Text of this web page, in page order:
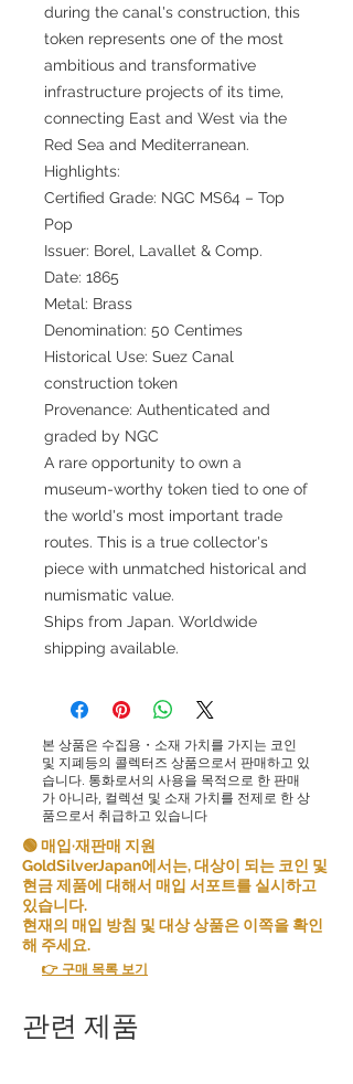
during the canal's construction, this
token represents one of the most
ambitious and transformative
infrastructure projects of its time,
connecting East and West via the
Red Sea and Mediterranean.
Highlights:
Certified Grade: NGC MS64 – Top
Pop
Issuer: Borel, Lavallet & Comp.
Date: 1865
Metal: Brass
Denomination: 50 Centimes
Historical Use: Suez Canal
construction token
Provenance: Authenticated and
graded by NGC
A rare opportunity to own a
museum-worthy token tied to one of
the world's most important trade
routes. This is a true collector's
piece with unmatched historical and
numismatic value.
Ships from Japan. Worldwide
shipping available.
본 상품은 수집용・소재 가치를 가지는 코인
및 지폐등의 콜렉터즈 상품으로서 판매하고 있
습니다. 통화로서의 사용을 목적으로 한 판매
가 아니라, 컬렉션 및 소재 가치를 전제로 한 상
품으로서 취급하고 있습니다
🟢 매입·재판매 지원
GoldSilverJapan에서는, 대상이 되는 코인 및
현금 제품에 대해서 매입 서포트를 실시하고
있습니다.
현재의 매입 방침 및 대상 상품은 이쪽을 확인
해 주세요.
👉 구매 목록 보기
관련 제품